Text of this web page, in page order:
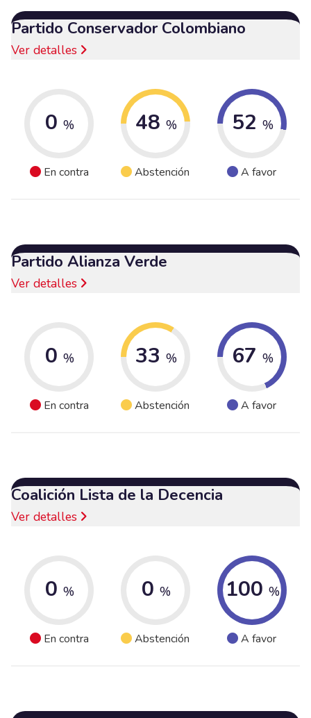
Partido Conservador Colombiano
Ver detalles
0 %
En contra
48 %
Abstención
52 %
A favor
Partido Alianza Verde
Ver detalles
0 %
En contra
33 %
Abstención
67 %
A favor
Coalición Lista de la Decencia
Ver detalles
0 %
En contra
0 %
Abstención
100 %
A favor